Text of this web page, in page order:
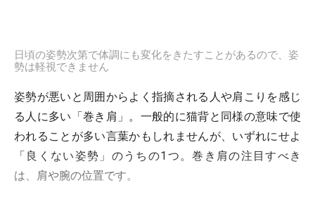
日頃の姿勢次第で体調にも変化をきたすことがあるので、姿
勢は軽視できません
姿勢が悪いと周囲からよく指摘される人や肩こりを感じ
る人に多い「巻き肩」。一般的に猫背と同様の意味で使
われることが多い言葉かもしれませんが、いずれにせよ
「良くない姿勢」のうちの1つ。巻き肩の注目すべき
は、肩や腕の位置です。